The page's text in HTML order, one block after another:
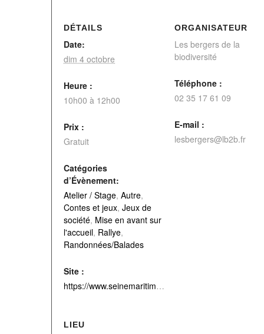
DÉTAILS
Date:
dim 4 octobre
Heure :
10h00 à 12h00
Prix :
Gratuit
Catégories
d’Évènement:
Atelier / Stage, Autre,
Contes et jeux, Jeux de
société, Mise en avant sur
l'accueil, Rallye,
Randonnées/Balades
Site :
https://www.seinemaritime.fr/nos-actions/environnement/espaces-naturels/visites-des-espaces-naturels-sensibles/
ORGANISATEUR
Les bergers de la
biodiversité
Téléphone :
02 35 17 61 09
E-mail :
lesbergers@lb2b.fr
LIEU